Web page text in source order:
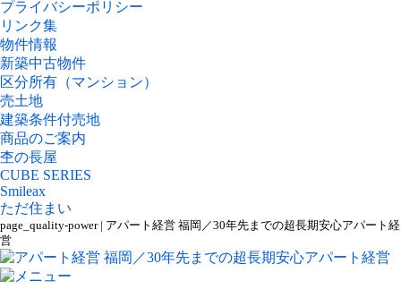
プライバシーポリシー
リンク集
物件情報
新築中古物件
区分所有（マンション）
売土地
建築条件付売地
商品のご案内
杢の長屋
CUBE SERIES
Smileax
ただ住まい
page_quality-power | アパート経営 福岡／30年先までの超長期安心アパート経
営